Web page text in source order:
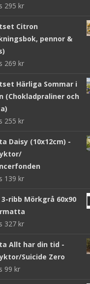
295 kr
Citron
pennor &
269 kr
Härliga Sommar i
(Chokladpraliner och
255 kr
Daisy (10x12cm) -
139 kr
ribb Mörkgrå 60x90
327 kr
Allt har din tid -
Suicide Zero
99 kr